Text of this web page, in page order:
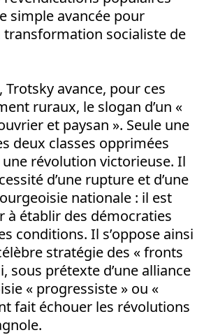
simple avancée pour
transformation socialiste de
Trotsky avance, pour ces
ruraux, le slogan d’un «
et paysan ». Seule une
deux classes opprimées
révolution victorieuse. Il
d’une rupture et d’une
nationale : il est
à établir des démocraties
conditions. Il s’oppose ainsi
stratégie des « fronts
sous prétexte d’une alliance
« progressiste » ou «
fait échouer les révolutions